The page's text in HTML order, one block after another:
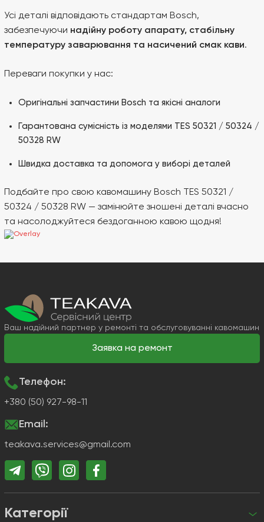
Усі деталі відповідають стандартам Bosch,
забезпечуючи надійну роботу апарату, стабільну
температуру заварювання та насичений смак кави.
Переваги покупки у нас:
Оригінальні запчастини Bosch та якісні аналоги
Гарантована сумісність із моделями TES 50321 / 50324 /
50328 RW
Швидка доставка та допомога у виборі деталей
Подбайте про свою кавомашину Bosch TES 50321 /
50324 / 50328 RW — замінюйте зношені деталі вчасно
та насолоджуйтеся бездоганною кавою щодня!
Ваш надійний партнер у ремонті та обслуговуванні кавомашин
Заявка на ремонт
Категорії
Телефон:
+380 (50) 927-98-11
Email:
teakava.services@gmail.com